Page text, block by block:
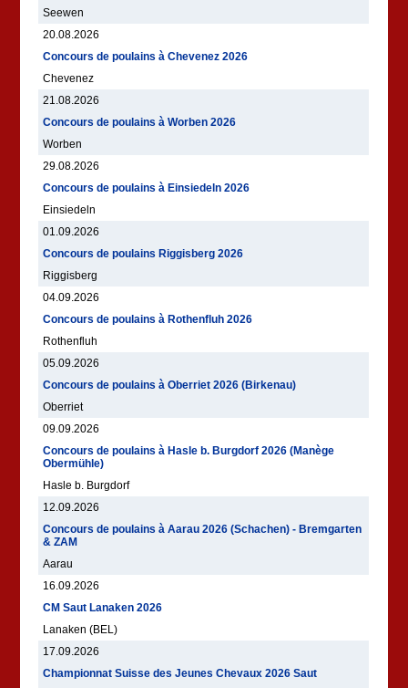
Seewen
20.08.2026
Concours de poulains à Chevenez 2026
Chevenez
21.08.2026
Concours de poulains à Worben 2026
Worben
29.08.2026
Concours de poulains à Einsiedeln 2026
Einsiedeln
01.09.2026
Concours de poulains Riggisberg 2026
Riggisberg
04.09.2026
Concours de poulains à Rothenfluh 2026
Rothenfluh
05.09.2026
Concours de poulains à Oberriet 2026 (Birkenau)
Oberriet
09.09.2026
Concours de poulains à Hasle b. Burgdorf 2026 (Manège
Obermühle)
Hasle b. Burgdorf
12.09.2026
Concours de poulains à Aarau 2026 (Schachen) - Bremgarten
& ZAM
Aarau
16.09.2026
CM Saut Lanaken 2026
Lanaken (BEL)
17.09.2026
Championnat Suisse des Jeunes Chevaux 2026 Saut